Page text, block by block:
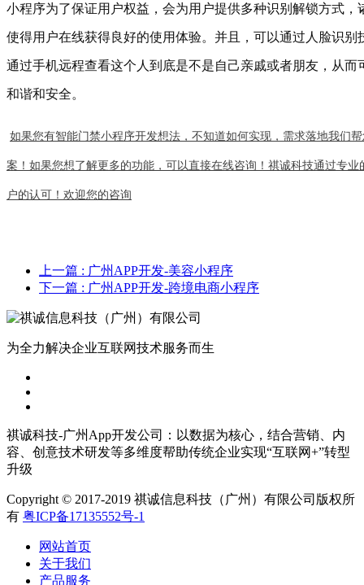
小程序为了保证用户权益，会为用户提供多种识别解锁方式
使得用户在线获得良好的使用体验。并且，可以通过人脸识
通过手机远程查看这个人到底是不是自己亲戚或者朋友，从
和谐和安全。
如果您有智能门禁小程序开发想法，不知道如何实现，需求落地我们
案！如果您想了解更多的功能，可以直接在线咨询！祺诚科技通过专
户的认可！欢迎您的咨询
上一篇 : 广州APP开发-美容小程序
下一篇 : 广州APP开发-跨境电商小程序
为全力解决企业互联网技术服务而生
祺诚科技-广州App开发公司：以数据为核心，结合营销、内
容、创意技术研发等多维度帮助传统企业实现“互联网+”转型
升级
Copyright © 2017-2019 祺诚信息科技（广州）有限公司版权所
有 粤ICP备17135552号-1
网站首页
关于我们
产品服务